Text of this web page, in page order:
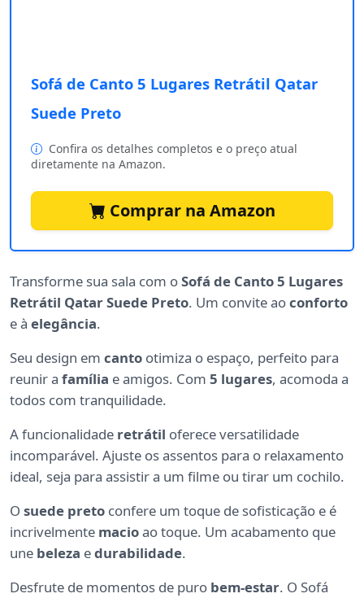
Sofá de Canto 5 Lugares Retrátil Qatar
Suede Preto
Confira os detalhes completos e o preço atual
diretamente na Amazon.
Comprar na Amazon
Transforme sua sala com oSofá de Canto 5 Lugares
Retrátil Qatar Suede Preto. Um convite aoconforto
e à elegância.
Seu design em canto otimiza o espaço, perfeito para
reunir a família e amigos. Com 5 lugares, acomoda a
todos com tranquilidade.
A funcionalidade retrátil oferece versatilidade
incomparável. Ajuste os assentos para o relaxamento
ideal, seja para assistir a um filme ou tirar um cochilo.
O suede preto confere um toque de sofisticação e é
incrivelmente macioao toque. Um acabamento que
une beleza edurabilidade.
Desfrute de momentos de puro bem-estar. O Sofá